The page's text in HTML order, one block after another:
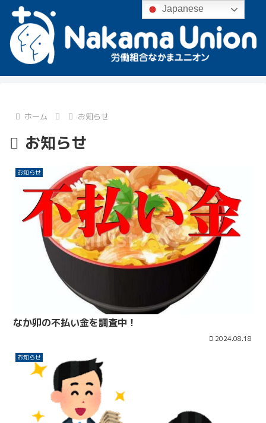
ホーム お知らせ
お知らせ
お知らせ
なか卯の不払い金を調査中！
2024.08.18
お知らせ
Japanese